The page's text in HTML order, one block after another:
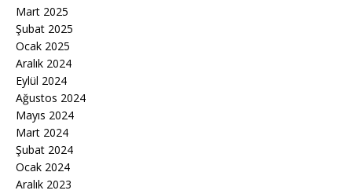
Mart 2025
Şubat 2025
Ocak 2025
Aralık 2024
Eylül 2024
Ağustos 2024
Mayıs 2024
Mart 2024
Şubat 2024
Ocak 2024
Aralık 2023